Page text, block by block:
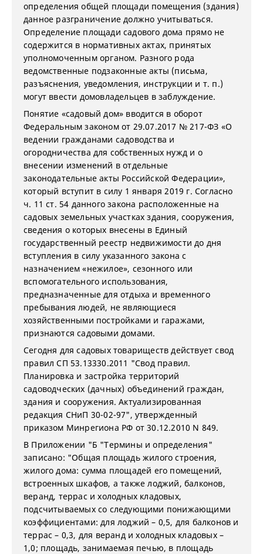
определения общей площади помещения (здания)
данное разграничение должно учитываться.
Определение площади садового дома прямо не
содержится в нормативных актах, принятых
уполномоченным органом. Разного рода
ведомственные подзаконные акты (письма,
разъяснения, уведомления, инструкции и т. п.)
могут ввести домовладельцев в заблуждение.
Понятие «садовый дом» вводится в оборот
Федеральным законом от 29.07.2017 № 217-ФЗ «О
ведении гражданами садоводства и
огородничества для собственных нужд и о
внесении изменений в отдельные
законодательные акты Российской Федерации»,
который вступит в силу 1 января 2019 г. Согласно
ч. 11 ст. 54 данного закона расположенные на
садовых земельных участках здания, сооружения,
сведения о которых внесены в Единый
государственный реестр недвижимости до дня
вступления в силу указанного закона с
назначением «нежилое», сезонного или
вспомогательного использования,
предназначенные для отдыха и временного
пребывания людей, не являющиеся
хозяйственными постройками и гаражами,
признаются садовыми домами.
Сегодня для садовых товариществ действует свод
правил СП 53.13330.2011 "Свод правил.
Планировка и застройка территорий
садоводческих (дачных) объединений граждан,
здания и сооружения. Актуализированная
редакция СНиП 30-02-97", утвержденный
приказом Минрегиона РФ от 30.12.2010 N 849.
В Приложении "Б "Термины и определения"
записано: "Общая площадь жилого строения,
жилого дома: сумма площадей его помещений,
встроенных шкафов, а также лоджий, балконов,
веранд, террас и холодных кладовых,
подсчитываемых со следующими понижающими
коэффициентами: для лоджий – 0,5, для балконов и
террас – 0,3, для веранд и холодных кладовых –
1,0; площадь, занимаемая печью, в площадь